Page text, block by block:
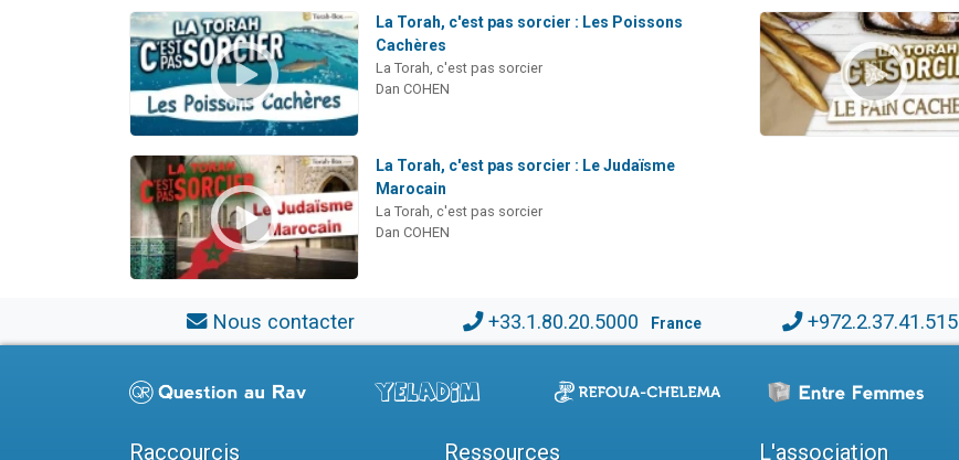
La Torah, c'est pas sorcier : Les Poissons
Cachères
La Torah, c'est pas sorcier
Dan COHEN
La Torah, c'est pas sorcier : Le Judaïsme
Marocain
La Torah, c'est pas sorcier
Dan COHEN
Nous contacter +33.1.80.20.5000 France +972.2.37.41.515
Raccourcis Ressources L'association